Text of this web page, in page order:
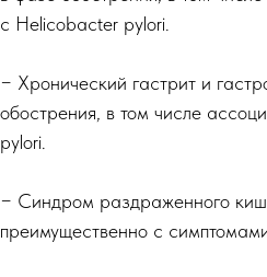
с Helicobacter pylori.
− Хронический гастрит и
обострения, в том числе
pylori.
− Синдром раздраженного
преимущественно с